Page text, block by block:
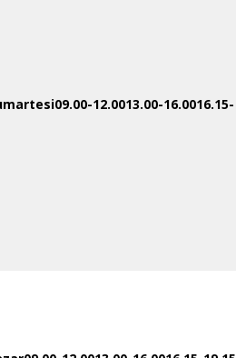
09.00-12.0013.00-16.0016.15-